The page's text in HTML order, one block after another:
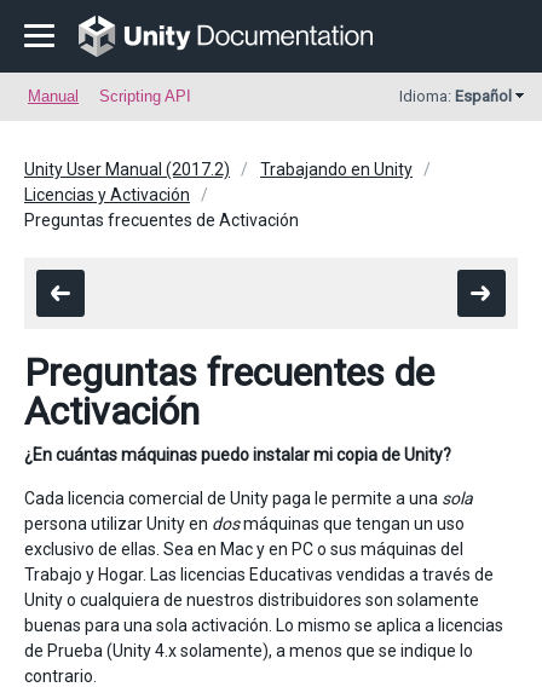
Manual Scripting API Idioma: Español
Unity User Manual (2017.2)
Trabajando en Unity
Licencias y Activación
Preguntas frecuentes de Activación
Preguntas frecuentes de
Activación
¿En cuántas máquinas puedo instalar mi copia de Unity?
Cada licencia comercial de Unity paga le permite a una sola
persona utilizar Unity en dosmáquinas que tengan un uso
exclusivo de ellas. Sea en Mac y en PC o sus máquinas del
Trabajo y Hogar. Las licencias Educativas vendidas a través de
Unity o cualquiera de nuestros distribuidores son solamente
buenas para una sola activación. Lo mismo se aplica a licencias
de Prueba (Unity 4.x solamente), a menos que se indique lo
contrario.